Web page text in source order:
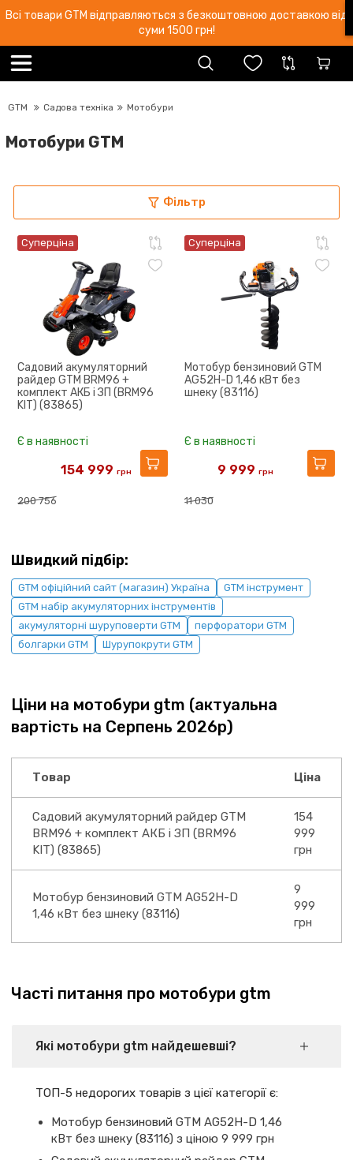
Всі товари GTM відправляються з безкоштовною доставкою від
суми 1500 грн!
GTM Садова техніка Мотобури
Мотобури GTM
Фільтр
Суперціна
Садовий акумуляторний
райдер GTM BRM96 +
комплект АКБ і ЗП (BRM96
KIT) (83865)
Є в наявності
200 756
154 999 грн
Суперціна
Мотобур бензиновий GTM
AG52H-D 1,46 кВт без
шнеку (83116)
Є в наявності
11 030
9 999 грн
Швидкий підбір:
GTM офіційний сайт (магазин) Україна
GTM інструмент
GTM набір акумуляторних інструментів
акумуляторні шуруповерти GTM
перфоратори GTM
болгарки GTM
Шурупокрути GTM
Ціни на мотобури gtm (актуальна
вартість на Серпень 2026р)
Товар Ціна
Садовий акумуляторний райдер GTM
BRM96 + комплект АКБ і ЗП (BRM96
KIT) (83865)
154
999
грн
Мотобур бензиновий GTM AG52H-D
1,46 кВт без шнеку (83116)
9
999
грн
Часті питання про мотобури gtm
Які мотобури gtm найдешевші?
ТОП-5 недорогих товарів з цієї категорії є:
Мотобур бензиновий GTM AG52H-D 1,46
кВт без шнеку (83116) з ціною 9 999 грн